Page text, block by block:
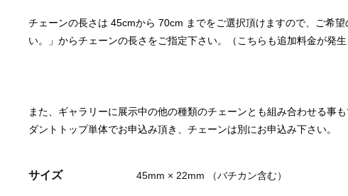
チェーンの長さは 45cmから 70cm までをご選択頂けますので、ご希
また、ギャラリーに展示中の他の種類のチェーンとも組み合わせる事
ダントトップ単体でお申込み頂き、チェーンは別にお申込み下さい。
サイズ 45mm × 22mm （バチカン含む）